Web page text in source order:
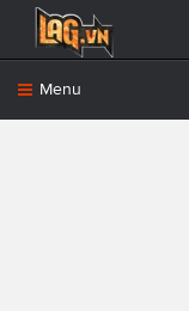
Menu